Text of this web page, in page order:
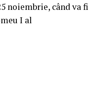
noiembrie, când va fi
I al